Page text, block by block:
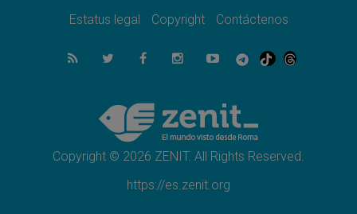
el compromiso del cristiano"
La matanza de niños en Gaza no cesa: 300
muertos en 300 días
Tagle: La guerra desfigura el mundo, solo la
revelación de Dios lo transfigura
Estatus legal
Copyright Contáctenos
Copyright © 2026 ZENIT. All Rights Reserved.
https://es.zenit.org